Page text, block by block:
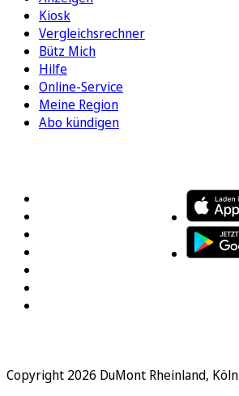
Kiosk
Vergleichsrechner
Bütz Mich
Hilfe
Online-Service
Meine Region
Abo kündigen
Copyright 2026 DuMont Rheinland, Köln